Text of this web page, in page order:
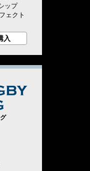
ップ
ェクト
入